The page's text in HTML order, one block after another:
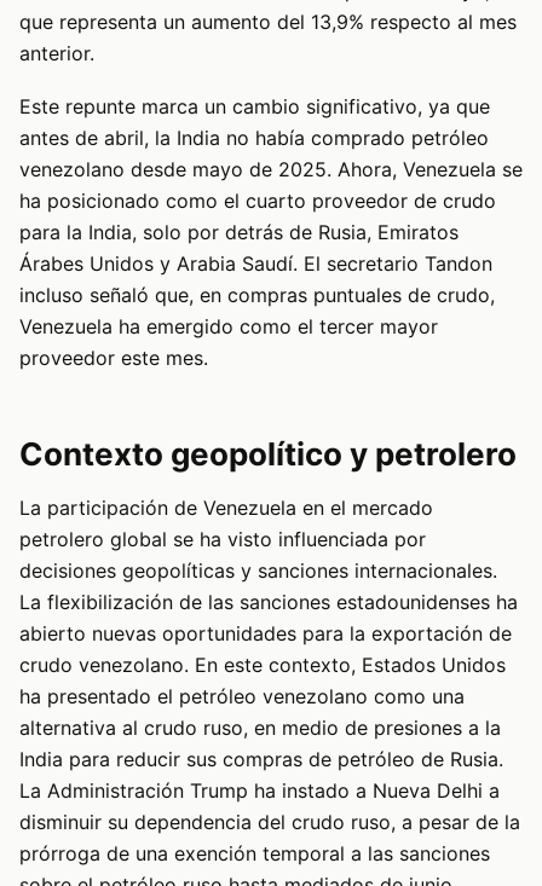
que representa un aumento del 13,9% respecto al mes
anterior.
Este repunte marca un cambio significativo, ya que
antes de abril, la India no había comprado petróleo
venezolano desde mayo de 2025. Ahora, Venezuela se
ha posicionado como el cuarto proveedor de crudo
para la India, solo por detrás de Rusia, Emiratos
Árabes Unidos y Arabia Saudí. El secretario Tandon
incluso señaló que, en compras puntuales de crudo,
Venezuela ha emergido como el tercer mayor
proveedor este mes.
Contexto geopolítico y petrolero
La participación de Venezuela en el mercado
petrolero global se ha visto influenciada por
decisiones geopolíticas y sanciones internacionales.
La flexibilización de las sanciones estadounidenses ha
abierto nuevas oportunidades para la exportación de
crudo venezolano. En este contexto, Estados Unidos
ha presentado el petróleo venezolano como una
alternativa al crudo ruso, en medio de presiones a la
India para reducir sus compras de petróleo de Rusia.
La Administración Trump ha instado a Nueva Delhi a
disminuir su dependencia del crudo ruso, a pesar de la
prórroga de una exención temporal a las sanciones